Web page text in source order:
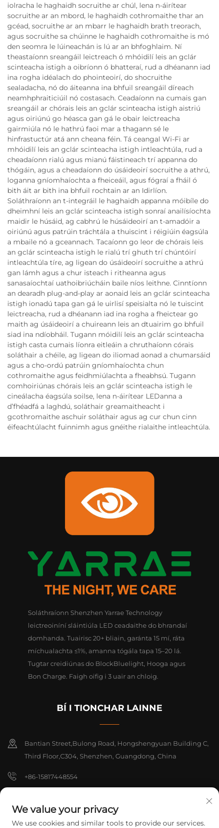
iolracha le haghaidh socruithe ar chúl, lena n-áirítear
socruithe ar an mbord, le haghaidh cothromaithe thar an
gcéad, socruithe ar an mbarr le haghaidh brath treorach,
agus socruithe sa chúinne le haghaidh cothromaithe is mó
den seomra le lúineachán is lú ar an bhfoghlaim. Ní
theastaíonn sreangáil leictreach ó mhóidilí leis an gclár
scinteacha istigh a oibríonn ó bhatteraí, rud a dhéanann iad
ina rogha idéalach do phointeoirí, do shocruithe
sealadacha, nó do áiteanna ina bhfuil sreangáil díreach
neamhphraiticiúil nó costasach. Ceadaíonn na cumais gan
sreangáil ar chórais leis an gclár scinteacha istigh aistriú
agus oiriúnú go héasca gan gá le obair leictreacha
gairmiúla nó le hathrú faoi mar a thagann sé le
hinfrastuctúr atá ann cheana féin. Tá ceangal Wi-Fi ar
mhóidilí leis an gclár scinteacha istigh intleachtúla, rud a
cheadaíonn rialú agus mianú fáistineach trí appanna do
thógáin, agus a cheadaíonn do úsáideoirí socruithe a athrú,
loganna gníomhaíochta a fheiceáil, agus fógraí a fháil ó
bith áit ar bith ina bhfuil rochtain ar an Idirlíon.
Soláthraíonn an t-integráil le haghaidh appanna móibíle do
dheimhní leis an gclár scinteacha istigh sonraí anailísíochta
maidir le húsáid, ag cabhrú le húsáideoirí an t-amadóir a
oiriúnú agus patrúin tráchtála a thuiscint i réigiúin éagsúla
a mbaile nó a gceannach. Tacaíonn go leor de chórais leis
an gclár scinteacha istigh le rialú trí ghuth trí chúntóirí
intleachtúla tíre, ag ligean do úsáideoirí socruithe a athrú
gan lámh agus a chur isteach i ritheanna agus
sanasaíochtaí uathoibriúcháin baile níos leithne. Cinntíonn
an dearadh plug-and-play ar aonaid leis an gclár scinteacha
istigh ionadú tapa gan gá le uirlisí speisialta nó le tuiscint
leictreacha, rud a dhéanann iad ina rogha a fheictear go
maith ag úsáideoirí a chuireann leis an dtuairim go bhfuil
siad ina ndíobháil. Tugann móidilí leis an gclár scinteacha
istigh casta cumais líonra eitleáin a chruthaíonn córais
soláthair a chéile, ag ligean do iliomad aonad a chumarsáid
agus a cho-ordú patrúin gníomhaíochta chun
cothromaithe agus feidhmiúlachta a fheabhsú. Tugann
comhoiriúnas chórais leis an gclár scinteacha istigh le
cineálacha éagsúla soilse, lena n-áirítear LEDanna a
d’fhéadfá a laghdú, soláthair greamaitheacht i
gcothromaithe aschuir soláthair agus ag cur chun cinn
éifeachtúlacht fuinnimh agus gnéithe rialaithe intleachtúla.
Soláthraíonn Shenzhen Yarrae Technology
leictreoiníní sláintiúla LED ceadaithe do bhrandaí
domhanda. Tuairisc 20+ bliain, garánta 15 mí, ráta
míchualachta ≤1%, amanna tógála tapa 15–20 lá.
Tugtar creidiúnas do BlockBluelight, Hooga agus
Bon Charge. Faigh oifig i 3 uair an chloig.
BÍ I TIONCHAR LAINNE
Bantian Street,Bulong Road, Hongshengyuan Building C,
Third Floor,C304, Shenzhen, Guangdong, China
+86-15817448554
We value your privacy
We use cookies and similar tools to provide our services.